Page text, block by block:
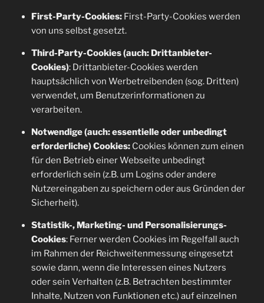
First-Party-Cookies:First-Party-Cookies werden
von uns selbst gesetzt.
Third-Party-Cookies (auch: Drittanbieter-
Cookies): Drittanbieter-Cookies werden
hauptsächlich von Werbetreibenden (sog. Dritten)
verwendet, um Benutzerinformationen zu
verarbeiten.
Notwendige (auch: essentielle oder unbedingt
erforderliche) Cookies:Cookies können zum einen
für den Betrieb einer Webseite unbedingt
erforderlich sein (z.B. um Logins oder andere
Nutzereingaben zu speichern oder aus Gründen der
Sicherheit).
Statistik-, Marketing- und Personalisierungs-
Cookies: Ferner werden Cookies im Regelfall auch
im Rahmen der Reichweitenmessung eingesetzt
sowie dann, wenn die Interessen eines Nutzers
oder sein Verhalten (z.B. Betrachten bestimmter
Inhalte, Nutzen von Funktionen etc.) auf einzelnen